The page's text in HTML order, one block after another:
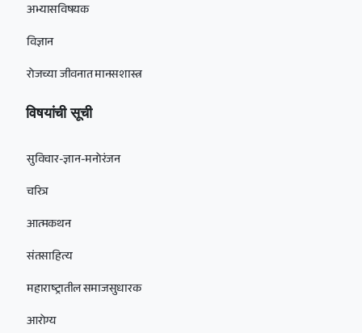
अभ्यासविषयक
विज्ञान
रोजच्या जीवनात मानसशास्त्र
विषयांची सूची
सुविचार-ज्ञान-मनोरंजन
चरित्र
आत्मकथन
संतसाहित्य
महाराष्ट्रातील समाजसुधारक
आरोग्य